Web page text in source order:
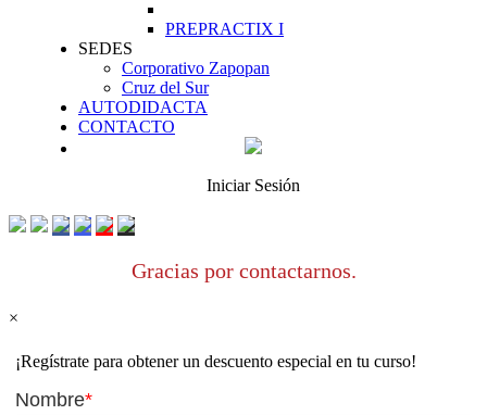
PREPRACTIX I
SEDES
Corporativo Zapopan
Cruz del Sur
AUTODIDACTA
CONTACTO
Iniciar Sesión
Gracias por contactarnos.
×
¡Regístrate para obtener un descuento especial en tu curso!